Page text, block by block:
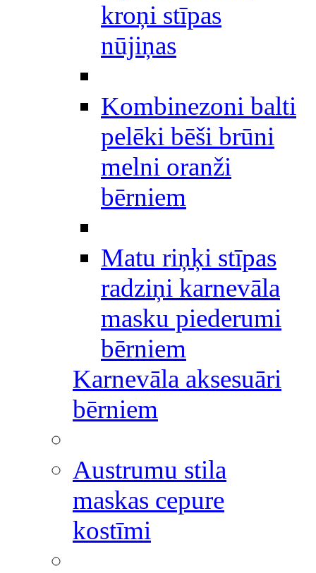
kroņi stīpas
nūjiņas
Kombinezoni balti
pelēki bēši brūni
melni oranži
bērniem
Matu riņķi stīpas
radziņi karnevāla
masku piederumi
bērniem
Karnevāla aksesuāri
bērniem
Austrumu stila
maskas cepure
kostīmi